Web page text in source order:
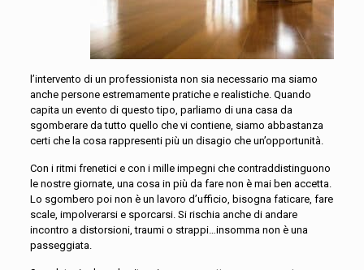
l’intervento di un professionista non sia necessario ma siamo
anche persone estremamente pratiche e realistiche. Quando
capita un evento di questo tipo, parliamo di una casa da
sgomberare da tutto quello che vi contiene, siamo abbastanza
certi che la cosa rappresenti più un disagio che un’opportunità.
Con i ritmi frenetici e con i mille impegni che contraddistinguono
le nostre giornate, una cosa in più da fare non è mai ben accetta.
Lo sgombero poi non è un lavoro d’ufficio, bisogna faticare, fare
scale, impolverarsi e sporcarsi. Si rischia anche di andare
incontro a distorsioni, traumi o strappi…insomma non è una
passeggiata.